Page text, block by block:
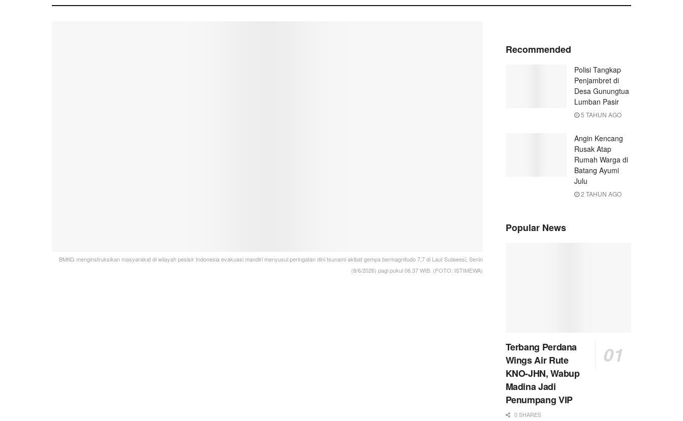
BMKG menginstruksikan masyarakat di wilayah pesisir Indonesia evakuasi mandiri menyusul peringatan dini tsunami akibat gempa bermagnitudo 7,7 di Laut Sulawesi, Senin
(8/6/2026) pagi pukul 06.37 WIB. (FOTO: ISTIMEWA)
Recommended
Polisi Tangkap
Penjambret di
Desa Gunungtua
Lumban Pasir
5 TAHUN AGO
Angin Kencang
Rusak Atap
Rumah Warga di
Batang Ayumi
Julu
2 TAHUN AGO
Popular News
Terbang Perdana
Wings Air Rute
KNO-JHN, Wabup
Madina Jadi
Penumpang VIP
0 SHARES